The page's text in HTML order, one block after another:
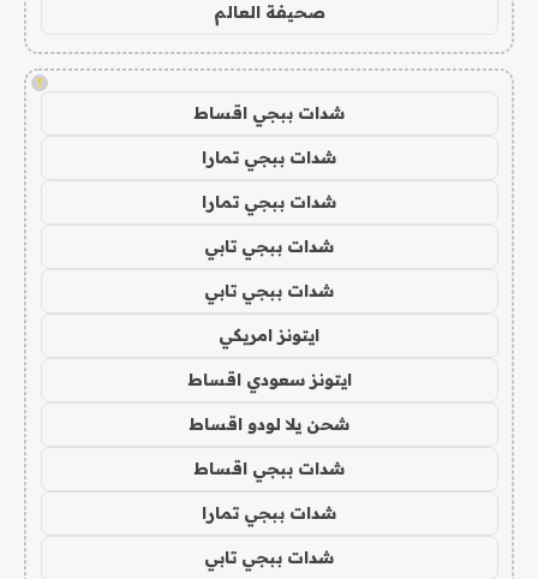
صحيفة العالم
!
شدات ببجي اقساط
شدات ببجي تمارا
شدات ببجي تمارا
شدات ببجي تابي
شدات ببجي تابي
ايتونز امريكي
ايتونز سعودي اقساط
شحن يلا لودو اقساط
شدات ببجي اقساط
شدات ببجي تمارا
شدات ببجي تابي